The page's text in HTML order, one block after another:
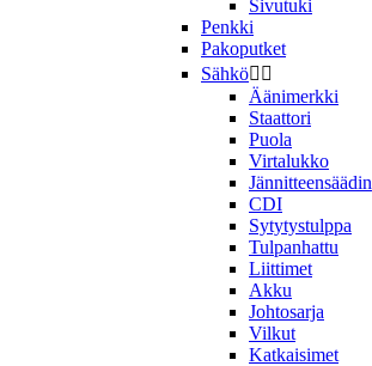
Sivutuki
Penkki
Pakoputket
Sähkö 
Äänimerkki
Staattori
Puola
Virtalukko
Jännitteensäädin
CDI
Sytytystulppa
Tulpanhattu
Liittimet
Akku
Johtosarja
Vilkut
Katkaisimet